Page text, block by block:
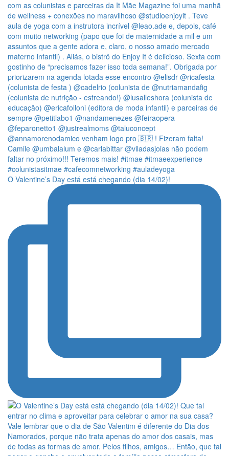
O Valentine’s Day está está chegando (dia 14/02)!